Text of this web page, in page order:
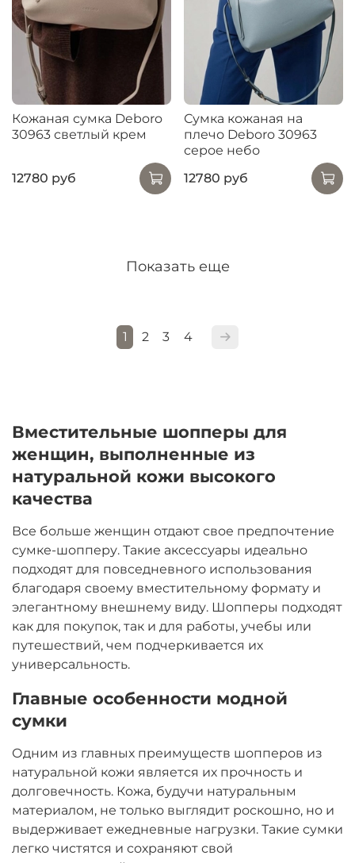
Кожаная сумка Deboro
30963 светлый крем
12780 руб
Сумка кожаная на
плечо Deboro 30963
серое небо
12780 руб
Показать еще
1 2 3 4
Вместительные шопперы для
женщин, выполненные из
натуральной кожи высокого
качества
Все больше женщин отдают свое предпочтение
сумке-шопперу. Такие аксессуары идеально
подходят для повседневного использования
благодаря своему вместительному формату и
элегантному внешнему виду. Шопперы подходят
как для покупок, так и для работы, учебы или
путешествий, чем подчеркивается их
универсальность.
Главные особенности модной
сумки
Одним из главных преимуществ шопперов из
натуральной кожи является их прочность и
долговечность. Кожа, будучи натуральным
материалом, не только выглядит роскошно, но и
выдерживает ежедневные нагрузки. Такие сумки
легко чистятся и сохраняют свой